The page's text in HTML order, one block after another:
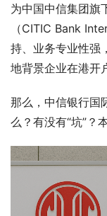
为中国中信集团旗
（CITIC Bank
持、业务专业性强
地背景企业在港开
那么，中信银行国
么？有没有“坑”？